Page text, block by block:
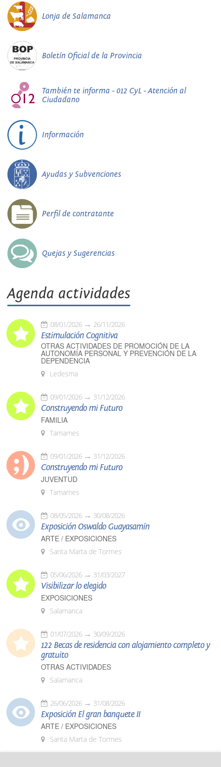
Lonja de Salamanca
Boletín Oficial de la Provincia
También te informa - 012 CyL - Atención al
Ciudadano
Información
Ayudas y Subvenciones
Perfil de contratante
Quejas y Sugerencias
Agenda actividades
08/01/2026 26/11/2026
Estimulación Cognitiva
OTRAS ACTIVIDADES DE PROMOCIÓN DE LA
AUTONOMÍA PERSONAL Y PREVENCIÓN DE LA
DEPENDENCIA
Ledesma
09/01/2026 31/12/2026
Construyendo mi Futuro
FAMILIA
Tamames
09/01/2026 31/12/2026
Construyendo mi Futuro
JUVENTUD
Tamames
08/05/2026 30/08/2026
Exposición Oswaldo Guayasamín
ARTE / EXPOSICIONES
Santa Marta de Tormes
05/06/2026 31/03/2027
Visibilizar lo elegido
EXPOSICIONES
Salamanca
01/07/2026 30/09/2026
122 Becas de residencia con alojamiento completo y
gratuito
OTRAS ACTIVIDADES
Salamanca
26/06/2026 31/08/2026
Exposición El gran banquete II
ARTE / EXPOSICIONES
Santa Marta de Tormes